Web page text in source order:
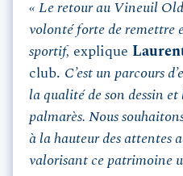
« Le retour au Vineuil Old
volonté forte de remettre
sportif, explique
club. C’est un parcours
la qualité de son dessin et
palmarès. Nous
à la hauteur des attentes
valorisant ce patrimoine